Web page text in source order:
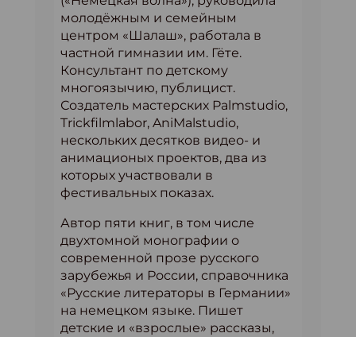
молодёжным и семейным
центром «Шалаш», работала в
частной гимназии им. Гёте.
Консультант по детскому
многоязычию, публицист.
Создатель мастерских Palmstudio,
Trickfilmlabor, AniMalstudio,
нескольких десятков видео- и
анимационых проектов, два из
которых участвовали в
фестивальных показах.
Автор пяти книг, в том числе
двухтомной монографии о
современной прозе русского
зарубежья и России, справочника
«Русские литераторы в Германии»
на немецком языке. Пишет
детские и «взрослые» рассказы,